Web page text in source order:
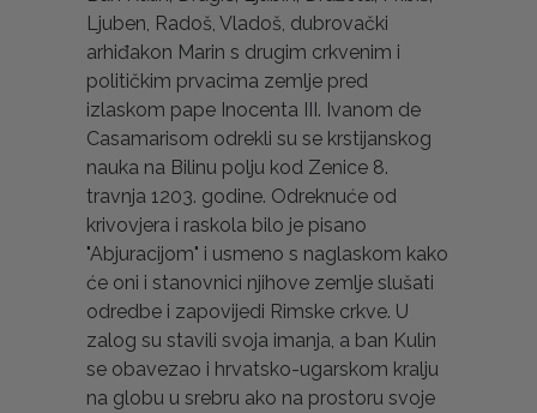
Ljuben, Radoš, Vladoš, dubrovački
arhiđakon Marin s drugim crkvenim i
političkim prvacima zemlje pred
izlaskom pape Inocenta III. Ivanom de
Casamarisom odrekli su se krstijanskog
nauka na Bilinu polju kod Zenice 8.
travnja 1203. godine. Odreknuće od
krivovjera i raskola bilo je pisano
"Abjuracijom" i usmeno s naglaskom kako
će oni i stanovnici njihove zemlje slušati
odredbe i zapovijedi Rimske crkve. U
zalog su stavili svoja imanja, a ban Kulin
se obavezao i hrvatsko-ugarskom kralju
na globu u srebru ako na prostoru svoje